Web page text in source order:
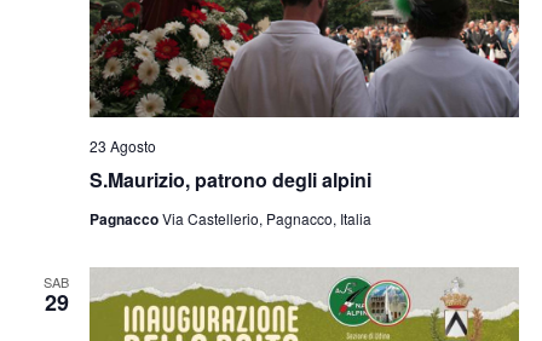
S.Maurizio, patrono degli alpini
23 Agosto
PagnaccoVia Castellerio, Pagnacco, Italia
SAB
29